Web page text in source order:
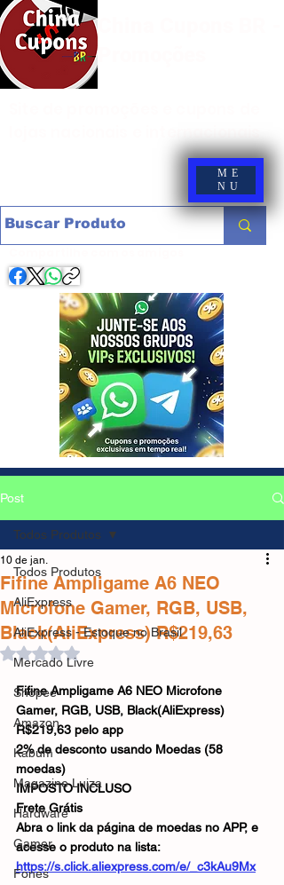
ME
NU
Post
Todos Produtos
AliExpress
AliExpress - Estoque no Brasil
Mercado Livre
Shopee
Amazon
Kabum
Magazine Luiza
Hardware
Gamer
Fones
Todos Produtos
Fifine Ampligame A6 NEO
Microfone Gamer, RGB, USB,
Black(AliExpress) R$219,63
10 de jan.
Avaliado com NaN de 5 estrelas.
Fifine Ampligame A6 NEO Microfone
Gamer, RGB, USB, Black(AliExpress)
R$219,63 pelo app
2% de desconto usando Moedas (58
moedas)
IMPOSTO INCLUSO
Frete Grátis
Abra o link da página de moedas no APP, e
acesse o produto na lista:
https://s.click.aliexpress.com/e/_c3kAu9Mx